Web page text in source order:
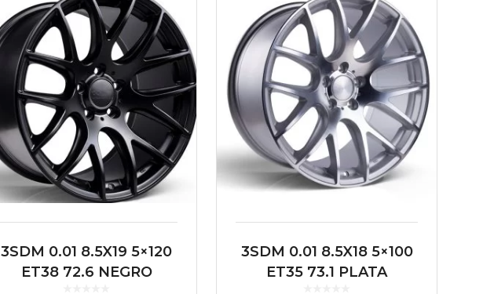
3SDM 0.01 8.5X19 5×120
ET38 72.6 NEGRO
3SDM 0.01 8.5X18 5×100
ET35 73.1 PLATA